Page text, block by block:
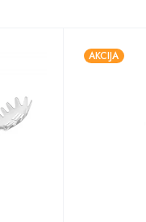
AKCIJA